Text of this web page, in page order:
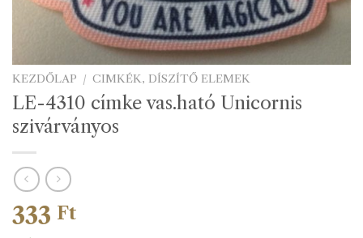
KEZDŐLAP / CIMKÉK, DÍSZÍTŐ ELEMEK
LE-4310 címke vas.ható Unicornis
szivárványos
333 Ft